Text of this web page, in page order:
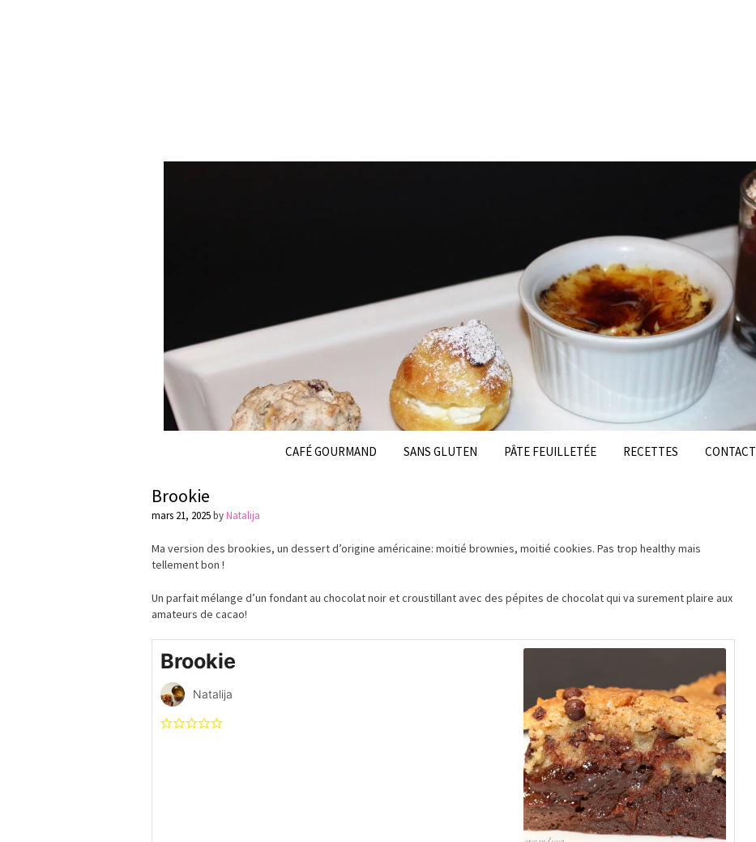
CAFÉ GOURMAND SANS GLUTEN PÂTE FEUILLETÉE RECETTES CONTACT
Brookie
mars 21, 2025byNatalija
Ma version des brookies, un dessert d’origine américaine: moitié brownies, moitié cookies. Pas trop healthy mais
tellement bon !
Un parfait mélange d’un fondant au chocolat noir et croustillant avec des pépites de chocolat qui va surement plaire aux
amateurs de cacao!
Brookie
Natalija